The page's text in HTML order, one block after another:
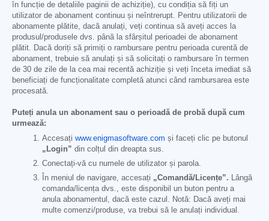
în funcție de detaliile paginii de achiziție), cu condiția să fiți un
utilizator de abonament continuu și neîntrerupt. Pentru utilizatorii de
abonamente plătite, dacă anulați, veți continua să aveți acces la
produsul/produsele dvs. până la sfârșitul perioadei de abonament
plătit. Dacă doriți să primiți o rambursare pentru perioada curentă de
abonament, trebuie să anulați și să solicitați o rambursare în termen
de 30 de zile de la cea mai recentă achiziție și veți înceta imediat să
beneficiați de funcționalitate completă atunci când rambursarea este
procesată.
Puteți anula un abonament sau o perioadă de probă după cum
urmează:
Accesați www.enigmasoftware.com și faceți clic pe butonul
„Login” din colțul din dreapta sus.
Conectați-vă cu numele de utilizator și parola.
În meniul de navigare, accesați „Comandă/Licențe”. Lângă
comanda/licența dvs., este disponibil un buton pentru a
anula abonamentul, dacă este cazul. Notă: Dacă aveți mai
multe comenzi/produse, va trebui să le anulați individual.